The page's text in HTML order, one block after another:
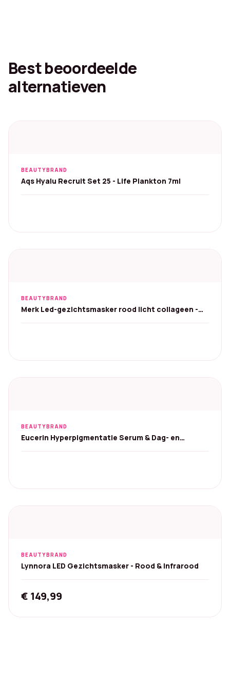
Best beoordeelde
alternatieven
BEAUTYBRAND
Aqs Hyalu Recruit Set 25 - Life Plankton 7ml
BEAUTYBRAND
Merk Led-gezichtsmasker rood licht collageen -
BEAUTYBRAND
Eucerin Hyperpigmentatie Serum & Dag- en
BEAUTYBRAND
Lynnora LED Gezichtsmasker - Rood & Infrarood
€ 149,99